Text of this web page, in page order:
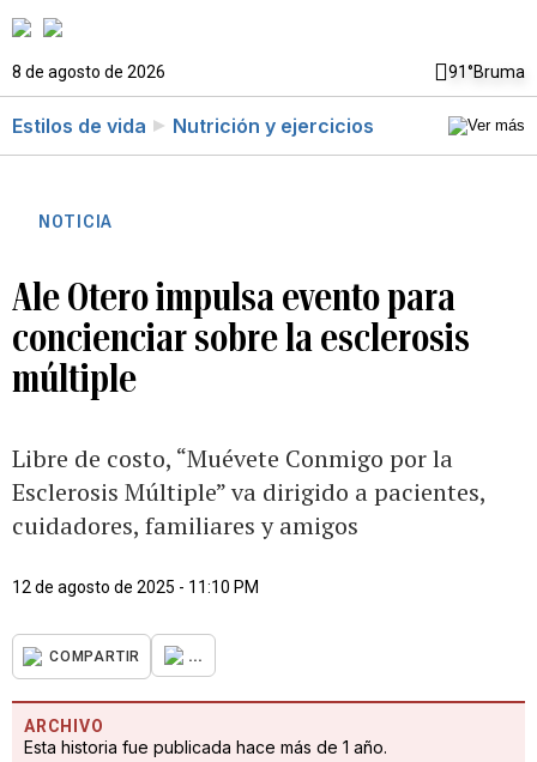
8 de agosto de 2026 91°Bruma
Estilos de vida Nutrición y ejercicios
NOTICIA
Ale Otero impulsa evento para
concienciar sobre la esclerosis
múltiple
Libre de costo, “Muévete Conmigo por la
Esclerosis Múltiple” va dirigido a pacientes,
cuidadores, familiares y amigos
12 de agosto de 2025 - 11:10 PM
COMPARTIR ...
ARCHIVO
Esta historia fue publicada hace más de 1 año.